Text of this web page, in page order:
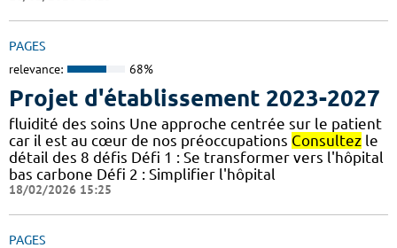
PAGES
relevance: 68%
Projet d'établissement 2023-2027
fluidité des soins Une approche centrée sur le patient
car il est au cœur de nos préoccupations Consultez le
détail des 8 défis Défi 1 : Se transformer vers l'hôpital
bas carbone Défi 2 : Simplifier l'hôpital
18/02/2026 15:25
PAGES